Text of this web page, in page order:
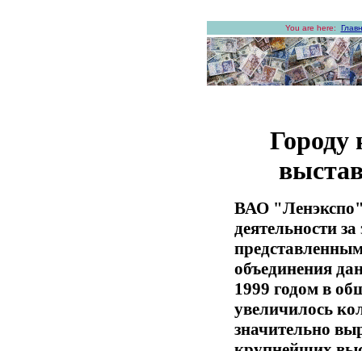
You are here:
Городу
ВАО "Ленэкспо"
деятельности
объединения
1999 годом в
увеличилось
значительно